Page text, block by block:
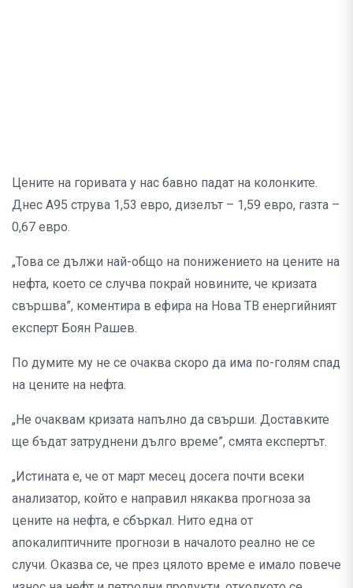
Цените на горивата у нас бавно падат на колонките.
Днес А95 струва 1,53 евро, дизелът – 1,59 евро, газта –
0,67 евро.
„Това се дължи най-общо на понижението на цените на
нефта, което се случва покрай новините, че кризата
свършва”, коментира в ефира на Нова ТВ енергийният
експерт Боян Рашев.
По думите му не се очаква скоро да има по-голям спад
на цените на нефта.
„Не очаквам кризата напълно да свърши. Доставките
ще бъдат затруднени дълго време”, смята експертът.
„Истината е, че от март месец досега почти всеки
анализатор, който е направил някаква прогноза за
цените на нефта, е сбъркал. Нито една от
апокалиптичните прогнози в началото реално не се
случи. Оказва се, че през цялото време е имало повече